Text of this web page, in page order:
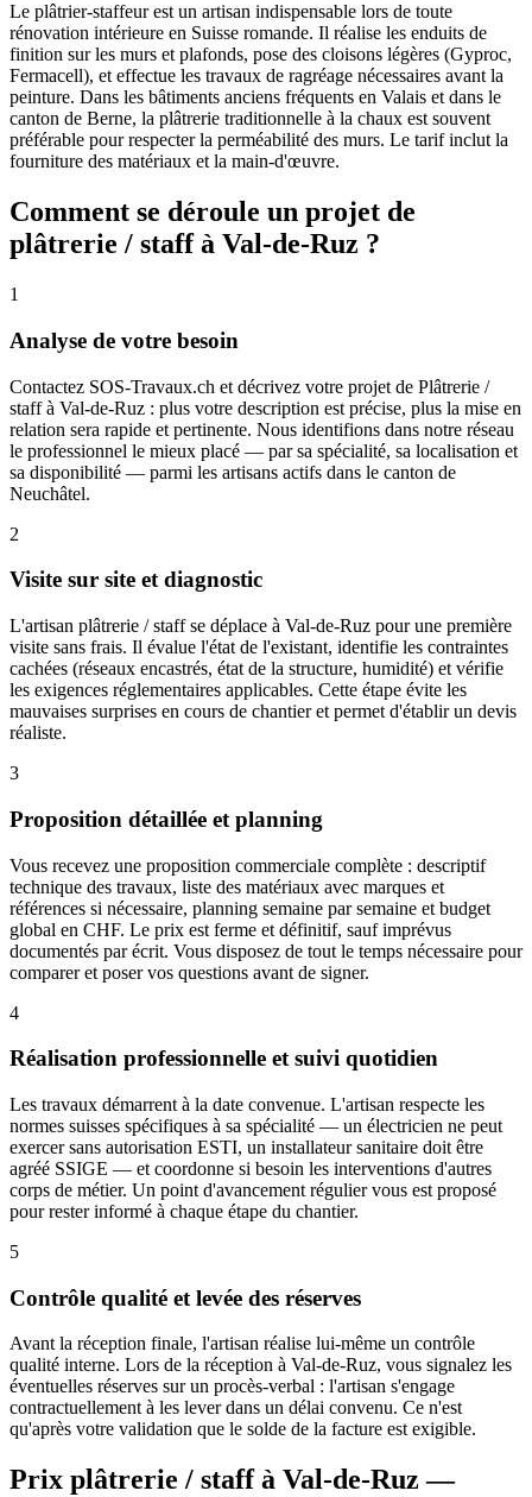
Le plâtrier-staffeur est un artisan indispensable lors de toute
rénovation intérieure en Suisse romande. Il réalise les enduits de
finition sur les murs et plafonds, pose des cloisons légères (Gyproc,
Fermacell), et effectue les travaux de ragréage nécessaires avant la
peinture. Dans les bâtiments anciens fréquents en Valais et dans le
canton de Berne, la plâtrerie traditionnelle à la chaux est souvent
préférable pour respecter la perméabilité des murs. Le tarif inclut la
fourniture des matériaux et la main-d'œuvre.
Comment se déroule un projet de
plâtrerie / staff à Val-de-Ruz ?
1
Analyse de votre besoin
Contactez SOS-Travaux.ch et décrivez votre projet de Plâtrerie /
staff à Val-de-Ruz : plus votre description est précise, plus la mise en
relation sera rapide et pertinente. Nous identifions dans notre réseau
le professionnel le mieux placé — par sa spécialité, sa localisation et
sa disponibilité — parmi les artisans actifs dans le canton de
Neuchâtel.
2
Visite sur site et diagnostic
L'artisan plâtrerie / staff se déplace à Val-de-Ruz pour une première
visite sans frais. Il évalue l'état de l'existant, identifie les contraintes
cachées (réseaux encastrés, état de la structure, humidité) et vérifie
les exigences réglementaires applicables. Cette étape évite les
mauvaises surprises en cours de chantier et permet d'établir un devis
réaliste.
3
Proposition détaillée et planning
Vous recevez une proposition commerciale complète : descriptif
technique des travaux, liste des matériaux avec marques et
références si nécessaire, planning semaine par semaine et budget
global en CHF. Le prix est ferme et définitif, sauf imprévus
documentés par écrit. Vous disposez de tout le temps nécessaire pour
comparer et poser vos questions avant de signer.
4
Réalisation professionnelle et suivi quotidien
Les travaux démarrent à la date convenue. L'artisan respecte les
normes suisses spécifiques à sa spécialité — un électricien ne peut
exercer sans autorisation ESTI, un installateur sanitaire doit être
agréé SSIGE — et coordonne si besoin les interventions d'autres
corps de métier. Un point d'avancement régulier vous est proposé
pour rester informé à chaque étape du chantier.
5
Contrôle qualité et levée des réserves
Avant la réception finale, l'artisan réalise lui-même un contrôle
qualité interne. Lors de la réception à Val-de-Ruz, vous signalez les
éventuelles réserves sur un procès-verbal : l'artisan s'engage
contractuellement à les lever dans un délai convenu. Ce n'est
qu'après votre validation que le solde de la facture est exigible.
Prix plâtrerie / staff à Val-de-Ruz —